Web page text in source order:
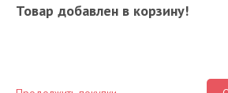
Товар добавлен в корзину!